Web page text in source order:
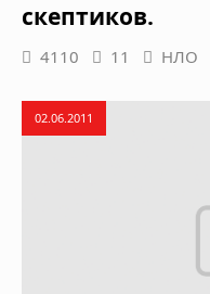
скептиков.
4110 11 НЛО
02.06.2011